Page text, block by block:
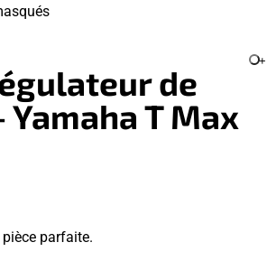
de
T Max
+
parfaite.